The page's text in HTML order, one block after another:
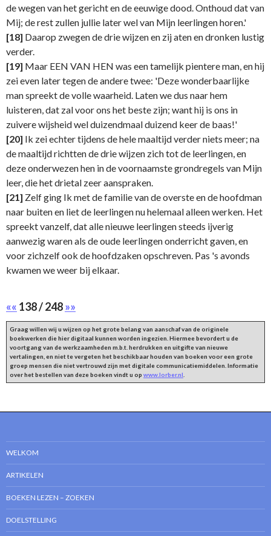
de wegen van het gericht en de eeuwige dood. Onthoud dat van
Mij; de rest zullen jullie later wel van Mijn leerlingen horen.'
[18] Daarop zwegen de drie wijzen en zij aten en dronken lustig
verder.
[19] Maar EEN VAN HEN was een tamelijk pientere man, en hij
zei even later tegen de andere twee: 'Deze wonderbaarlijke
man spreekt de volle waarheid. Laten we dus naar hem
luisteren, dat zal voor ons het beste zijn; want hij is ons in
zuivere wijsheid wel duizendmaal duizend keer de baas!'
[20] Ik zei echter tijdens de hele maaltijd verder niets meer; na
de maaltijd richtten de drie wijzen zich tot de leerlingen, en
deze onderwezen hen in de voornaamste grondregels van Mijn
leer, die het drietal zeer aanspraken.
[21] Zelf ging Ik met de familie van de overste en de hoofdman
naar buiten en liet de leerlingen nu helemaal alleen werken. Het
spreekt vanzelf, dat alle nieuwe leerlingen steeds ijverig
aanwezig waren als de oude leerlingen onderricht gaven, en
voor zichzelf ook de hoofdzaken opschreven. Pas 's avonds
kwamen we weer bij elkaar.
«« 138 / 248»»
Graag willen wij u wijzen op het grote belang van aanschaf van de originele
boekwerken die hier digitaal kunnen worden ingezien. Hiermee bevordert u de
voortgang van de werkzaamheden m.b.t. herdrukken en uitgifte van nieuwe
vertalingen, en niet te vergeten het beschikbaar houden van boeken voor een grote
groep mensen die niet vertrouwd zijn met digitale communicatiemiddelen. Informatie
over het bestellen van deze boeken vindt u op www.lorber.nl
WELKOM
ARTIKELEN
BOEKEN LEZEN – ZOEKEN
DOELSTELLING